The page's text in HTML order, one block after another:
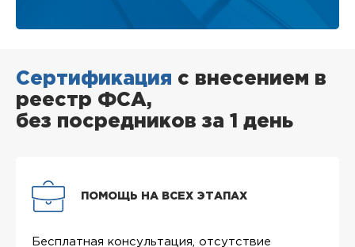
Сертификация с внесением в
реестр ФСА,
без посредников за 1 день
ПОМОЩЬ НА ВСЕХ ЭТАПАХ
Бесплатная консультация, отсутствие